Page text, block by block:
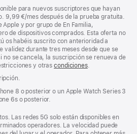
para nuevos suscriptores que hayan
9,99 €/mes después de la prueba gratuita.
y por grupo de En Familia,
de dispositivos comprados. Esta oferta no
os habéis suscrito con anterioridad a
validez durante tres meses desde que se
no se cancela, la suscripción se renueva de
y otrascondiciones.
8 o posterior o un Apple Watch Series 3
6s o posterior.
Las redes 5G solo están disponibles en
operadores. La velocidad puede